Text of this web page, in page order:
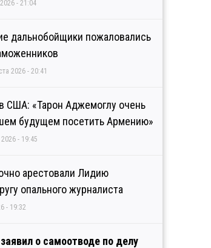
- 21:04
дальнобойщики пожаловались
2026 - 20:41
США: «Тарон Аджемоглу очень
будущем посетить Армению»
- 19:45
арестовали Лидию
опального журналиста
- 19:32
о самоотводе по делу